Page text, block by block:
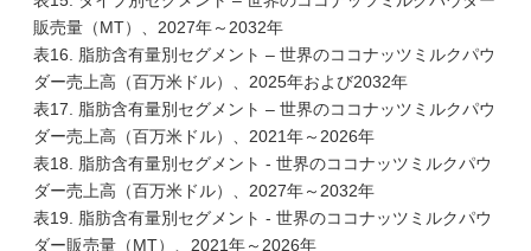
販売量（MT）、2027年～2032年
表16. 脂肪含有量別セグメント – 世界のココナッツミルクパウ
ダー売上高（百万米ドル）、2025年および2032年
表17. 脂肪含有量別セグメント – 世界のココナッツミルクパウ
ダー売上高（百万米ドル）、2021年～2026年
表18. 脂肪含有量別セグメント - 世界のココナッツミルクパウ
ダー売上高（百万米ドル）、2027年～2032年
表19. 脂肪含有量別セグメント - 世界のココナッツミルクパウ
ダー販売量（MT）、2021年～2026年